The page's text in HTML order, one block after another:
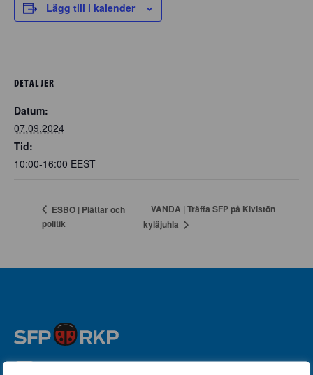
Lägg till i kalender
DETALJER
Datum:
07.09.2024
Tid:
10:00-16:00 EEST
ESBO | Plättar och
politik
VANDA | Träffa SFP på Kivistön
kyläjuhla